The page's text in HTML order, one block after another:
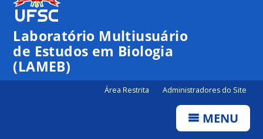
Canais
Laboratório Multiusuário
de Estudos em Biologia
(LAMEB)
Área Restrita Administradores do Site
MENU